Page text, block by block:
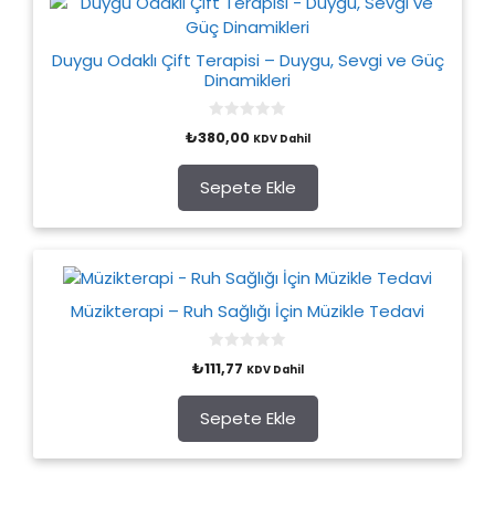
Duygu Odaklı Çift Terapisi – Duygu, Sevgi ve Güç
Dinamikleri
o
t
o
f
5
₺380,00 KDV Dahil
Sepete Ekle
Müzikterapi – Ruh Sağlığı İçin Müzikle Tedavi
o
t
o
f
5
₺111,77 KDV Dahil
Sepete Ekle